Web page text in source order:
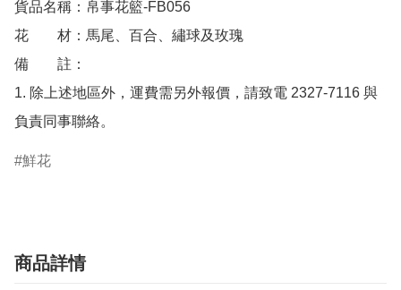
貨品名稱：帛事花籃-FB056
花　　材：馬尾、百合、繡球及玫瑰
備　　註：
1. 除上述地區外，運費需另外報價，請致電 2327-7116 與
負責同事聯絡。
鮮花
商品詳情